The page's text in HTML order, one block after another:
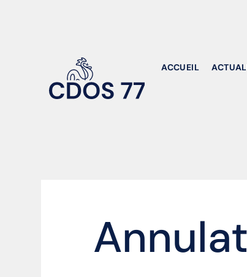
ACCUEIL